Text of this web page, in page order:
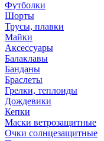
Футболки
Шорты
Трусы, плавки
Майки
Аксессуары
Балаклавы
Банданы
Браслеты
Грелки, теплоиды
Дождевики
Кепки
Маски ветрозащитные
Очки солнцезащитные